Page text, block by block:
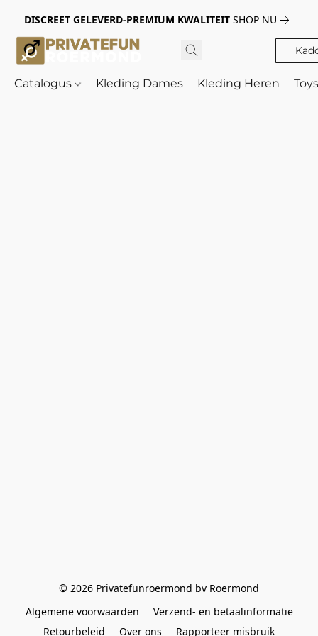
DISCREET GELEVERD-PREMIUM KWALITEIT SHOP NU
Catalogus Kleding Dames Kleding Heren
© 2026 Privatefunroermond bv Roermond
Algemene voorwaarden
Verzend- en betaalinformatie
Retourbeleid
Over ons Rapporteer misbruik